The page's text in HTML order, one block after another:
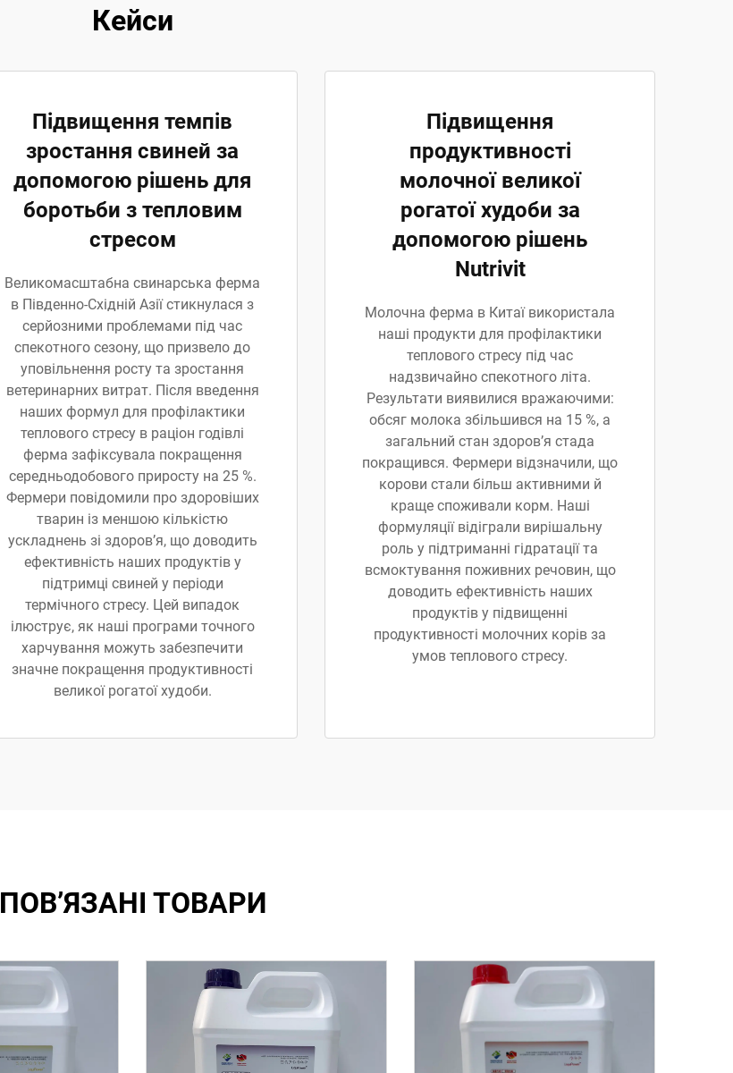
Кейси
Підвищення темпів
зростання свиней за
допомогою рішень для
боротьби з тепловим
стресом
Великомасштабна свинарська ферма
в Південно-Східній Азії стикнулася з
серйозними проблемами під час
спекотного сезону, що призвело до
уповільнення росту та зростання
ветеринарних витрат. Після введення
наших формул для профілактики
теплового стресу в раціон годівлі
ферма зафіксувала покращення
середньодобового приросту на 25 %.
Фермери повідомили про здоровіших
тварин із меншою кількістю
ускладнень зі здоров’я, що доводить
ефективність наших продуктів у
підтримці свиней у періоди
термічного стресу. Цей випадок
ілюструє, як наші програми точного
харчування можуть забезпечити
значне покращення продуктивності
великої рогатої худоби.
Підвищення
продуктивності
молочної великої
рогатої худоби за
допомогою рішень
Nutrivit
Молочна ферма в Китаї використала
наші продукти для профілактики
теплового стресу під час
надзвичайно спекотного літа.
Результати виявилися вражаючими:
обсяг молока збільшився на 15 %, а
загальний стан здоров’я стада
покращився. Фермери відзначили, що
корови стали більш активними й
краще споживали корм. Наші
формуляції відіграли вирішальну
роль у підтриманні гідратації та
всмоктування поживних речовин, що
доводить ефективність наших
продуктів у підвищенні
продуктивності молочних корів за
умов теплового стресу.
ПОВ’ЯЗАНІ ТОВАРИ